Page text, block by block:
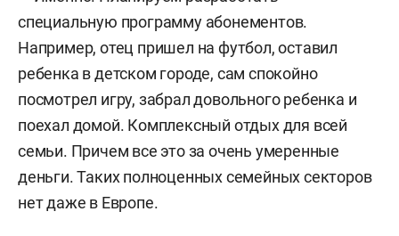
специальную программу абонементов.
Например, отец пришел на футбол, оставил
ребенка в детском городе, сам спокойно
посмотрел игру, забрал довольного ребенка и
поехал домой. Комплексный отдых для всей
семьи. Причем все это за очень умеренные
деньги. Таких полноценных семейных секторов
нет даже в Европе.